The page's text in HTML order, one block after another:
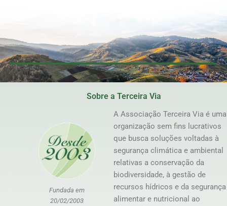
Sobre a Terceira Via
Fundada em
20/02/2003
A Associação Terceira Via é uma
organização sem fins lucrativos
que busca soluções voltadas à
segurança climática e ambiental
relativas a conservação da
biodiversidade, à gestão de
recursos hídricos e da segurança
alimentar e nutricional ao